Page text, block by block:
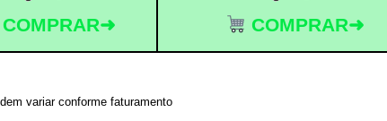
COMPRAR➜ COMPRAR➜
variar conforme faturamento